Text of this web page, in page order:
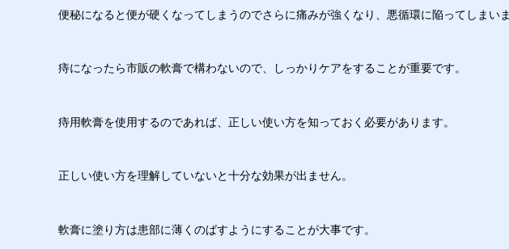
便秘になると便が硬くなってしまうのでさらに痛みが強くなり、悪循環に陥ってしまいま
痔になったら市販の軟膏で構わないので、しっかりケアをすることが重要です。
痔用軟膏を使用するのであれば、正しい使い方を知っておく必要があります。
正しい使い方を理解していないと十分な効果が出ません。
軟膏に塗り方は患部に薄くのばすようにすることが大事です。